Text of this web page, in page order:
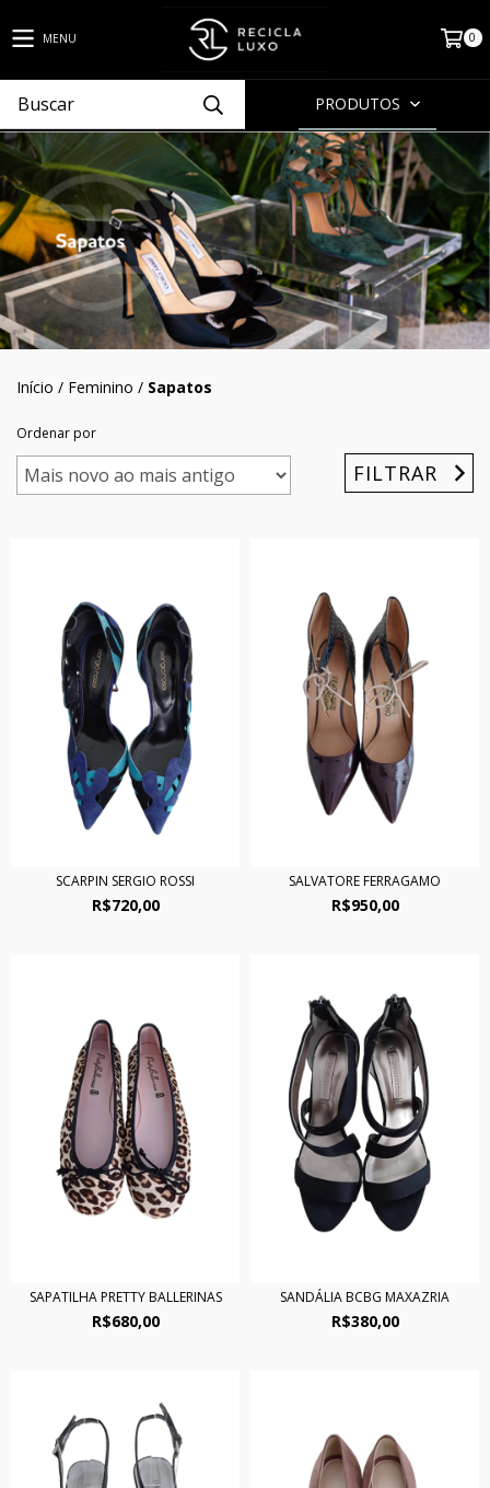
MENU 0
PRODUTOS
Início / Feminino / Sapatos
Ordenar por
FILTRAR
SCARPIN SERGIO ROSSI
R$720,00
SALVATORE FERRAGAMO
R$950,00
SAPATILHA PRETTY BALLERINAS
R$680,00
SANDÁLIA BCBG MAXAZRIA
R$380,00